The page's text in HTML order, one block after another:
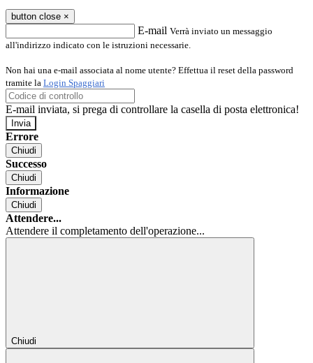
button close ×
E-mail Verrà inviato un messaggio
all'indirizzo indicato con le istruzioni necessarie.
Non hai una e-mail associata al nome utente? Effettua il reset della password
tramite la Login Spaggiari
E-mail inviata, si prega di controllare la casella di posta elettronica!
Errore
Chiudi
Successo
Chiudi
Informazione
Chiudi
Attendere...
Attendere il completamento dell'operazione...
Chiudi